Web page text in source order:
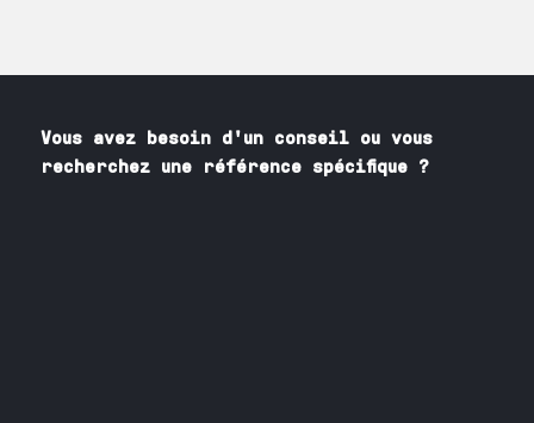
Vous avez besoin d'un conseil ou vous
recherchez une référence spécifique ?